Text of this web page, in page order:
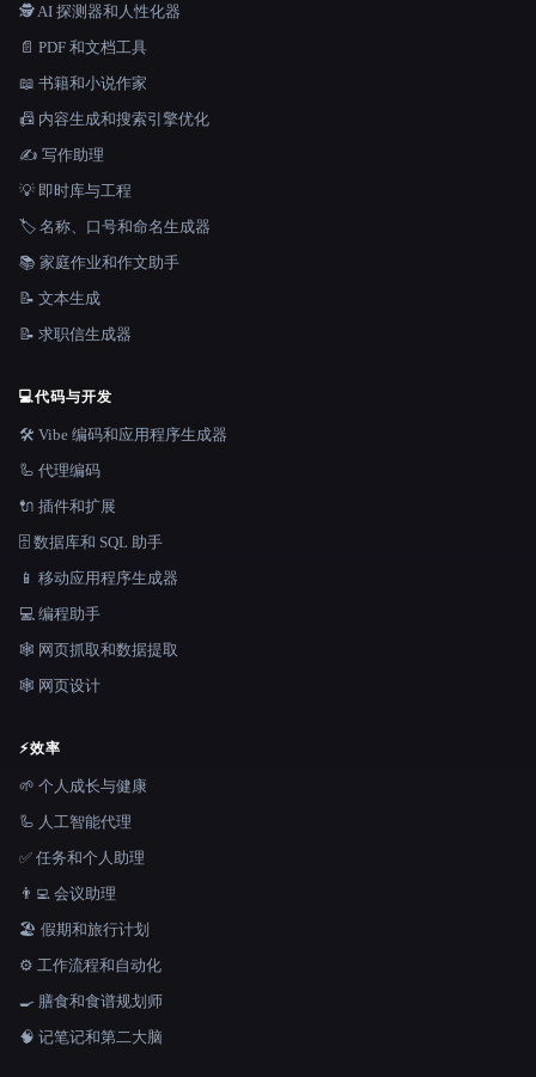
🕵️ AI 探测器和人性化器
📄 PDF 和文档工具
📖 书籍和小说作家
📠 内容生成和搜索引擎优化
✍️ 写作助理
💡 即时库与工程
🏷️ 名称、口号和命名生成器
📚 家庭作业和作文助手
📝 文本生成
📝 求职信生成器
💻代码与开发
🛠️ Vibe 编码和应用程序生成器
🦾 代理编码
🔌 插件和扩展
🗄️ 数据库和 SQL 助手
📱 移动应用程序生成器
💻 编程助手
🕸️ 网页抓取和数据提取
🕸 网页设计
⚡效率
🌱 个人成长与健康
🦾 人工智能代理
✅ 任务和个人助理
👨‍💻 会议助理
🏖 假期和旅行计划
⚙️ 工作流程和自动化
🍳 膳食和食谱规划师
🧠 记笔记和第二大脑